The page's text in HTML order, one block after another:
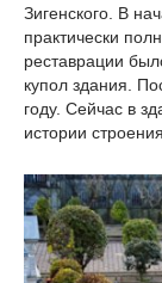
Зигенского. В
практически
реставрации
купол здания.
году. Сейчас в
истории строения.